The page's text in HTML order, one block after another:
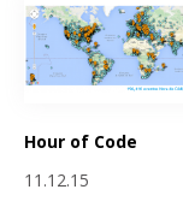
Hour of Code
11.12.15